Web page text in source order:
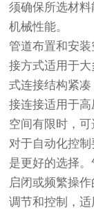
须确保所选材
机械性能。
管道布置和安
接方式适用于
式连接结构紧
接连接适用于
空间有限时，可
对于自动化控
是更好的选择
启闭或频繁操
调节和控制，